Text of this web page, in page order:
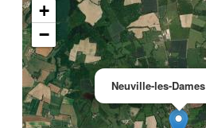
Neuville-les-Dames
+
−